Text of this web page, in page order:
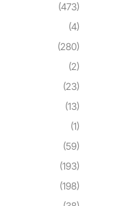
(473)
(4)
(280)
(2)
(23)
(13)
(1)
(59)
(193)
(198)